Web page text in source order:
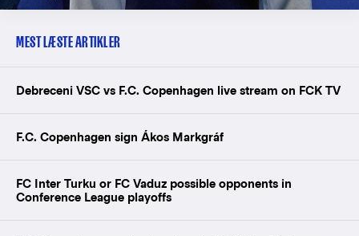
MEST LÆSTE ARTIKLER
Debreceni VSC vs F.C. Copenhagen live stream on FCK TV
F.C. Copenhagen sign Ákos Markgráf
FC Inter Turku or FC Vaduz possible opponents in
Conference League playoffs